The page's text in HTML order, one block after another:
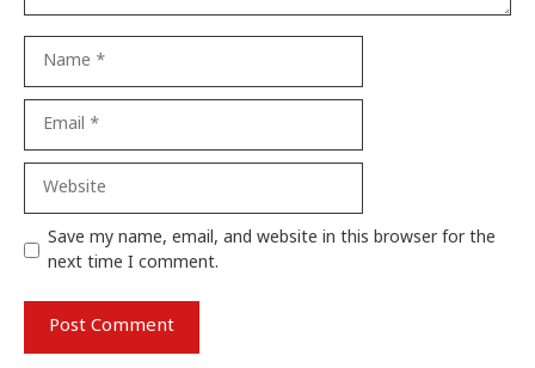
Website
Save my name, email, and website in this browser for the
next time I comment.